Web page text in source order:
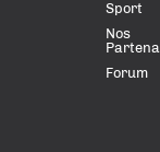
Sport
Nos
Forum